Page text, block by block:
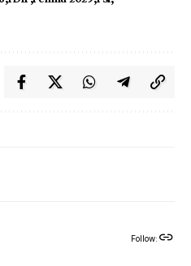
Follow: